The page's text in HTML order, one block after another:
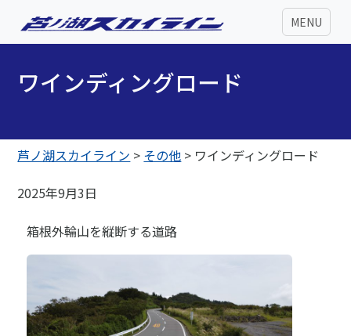
MENU
ワインディングロード
芦ノ湖スカイライン > その他 > ワインディングロード
2025年9月3日
箱根外輪山を縦断する道路